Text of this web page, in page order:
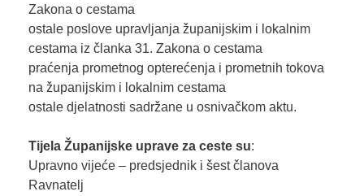
Zakona o cestama
ostale poslove upravljanja županijskim i lokalnim
cestama iz članka 31. Zakona o cestama
praćenja prometnog opterećenja i prometnih tokova
na županijskim i lokalnim cestama
ostale djelatnosti sadržane u osnivačkom aktu.
Tijela Županijske uprave za ceste su:
Upravno vijeće – predsjednik i šest članova
Ravnatelj